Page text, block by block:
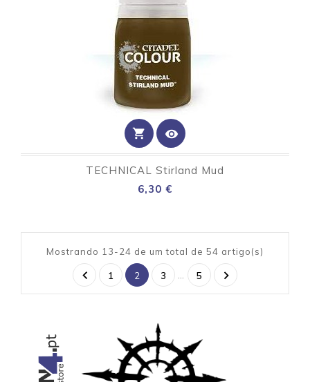
shopping_cart visibility
TECHNICAL Stirland Mud
6,30 €
Mostrando 13-24 de um total de 54 artigo(s)
 1 2 3 5 